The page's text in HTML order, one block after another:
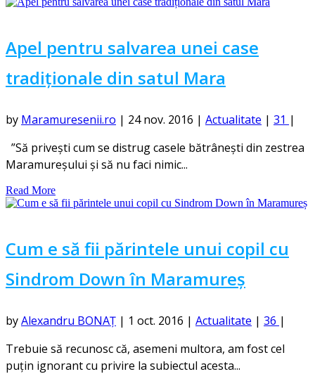
Apel pentru salvarea unei case
tradiționale din satul Mara
by Maramuresenii.ro | 24 nov. 2016 | Actualitate | 31 |
”Să privești cum se distrug casele bătrânești din zestrea
Maramureșului și să nu faci nimic...
Read More
Cum e să fii părintele unui copil cu
Sindrom Down în Maramureș
byAlexandru BONAȚ | 1 oct. 2016 | Actualitate | 36 |
Trebuie să recunosc că, asemeni multora, am fost cel
puțin ignorant cu privire la subiectul acesta...